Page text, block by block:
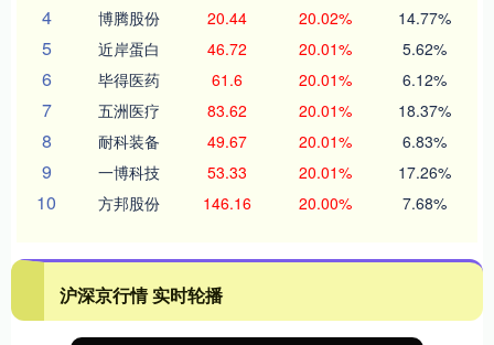
4 博腾股份 20.44 20.02% 14.77%
5 近岸蛋白 46.72 20.01% 5.62%
6 毕得医药 61.6 20.01% 6.12%
7 五洲医疗 83.62 20.01% 18.37%
8 耐科装备 49.67 20.01% 6.83%
9 一博科技 53.33 20.01% 17.26%
10 方邦股份 146.16 20.00% 7.68%
沪深京行情 实时轮播